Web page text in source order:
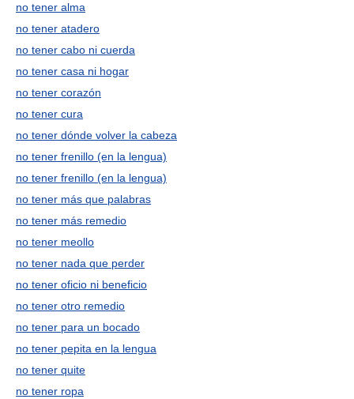
no tener alma
no tener atadero
no tener cabo ni cuerda
no tener casa ni hogar
no tener corazón
no tener cura
no tener dónde volver la cabeza
no tener frenillo (en la lengua)
no tener frenillo (en la lengua)
no tener más que palabras
no tener más remedio
no tener meollo
no tener nada que perder
no tener oficio ni beneficio
no tener otro remedio
no tener para un bocado
no tener pepita en la lengua
no tener quite
no tener ropa